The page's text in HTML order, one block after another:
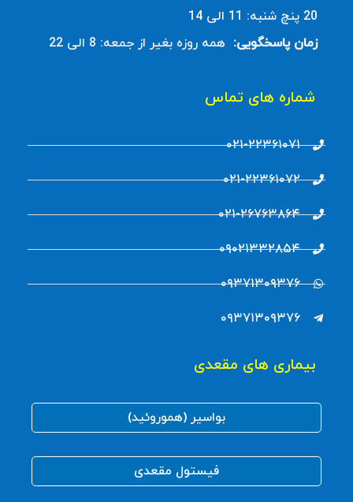
20 پنچ شنبه: 11 الی 14
زمان پاسخگویی: همه روزه بغیر از جمعه: 8 الی 22
شماره های تماس
۰۲۱-۲۲۳۶۱۰۷۱
۰۲۱-۲۲۳۶۱۰۷۲
۰۲۱-۲۶۷۶۳۸۶۴
۰۹۰۲۱۳۳۲۸۵۴
۰۹۳۷۱۳۰۹۳۷۶
۰۹۳۷۱۳۰۹۳۷۶
بیماری های مقعدی
بواسیر (هموروئید)
فیستول مقعدی